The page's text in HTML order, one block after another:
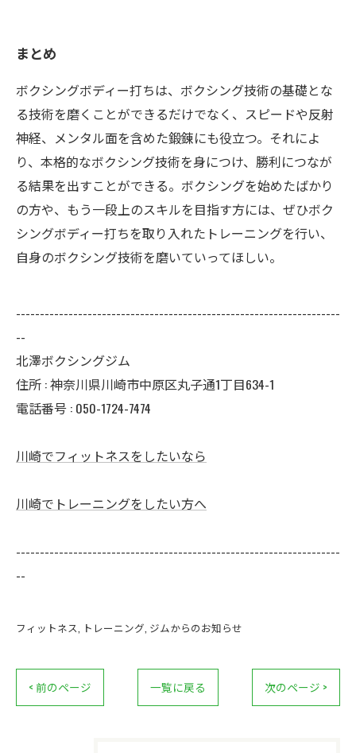
まとめ
ボクシングボディー打ちは、ボクシング技術の基礎とな
る技術を磨くことができるだけでなく、スピードや反射
神経、メンタル面を含めた鍛錬にも役立つ。それによ
り、本格的なボクシング技術を身につけ、勝利につなが
る結果を出すことができる。ボクシングを始めたばかり
の方や、もう一段上のスキルを目指す方には、ぜひボク
シングボディー打ちを取り入れたトレーニングを行い、
自身のボクシング技術を磨いていってほしい。
--------------------------------------------------------------------
--
北澤ボクシングジム
住所 : 神奈川県川崎市中原区丸子通1丁目634-1
電話番号 : 050-1724-7474
川崎でフィットネスをしたいなら
川崎でトレーニングをしたい方へ
--------------------------------------------------------------------
--
フィットネス トレーニング ジムからのお知らせ
< 前のページ 一覧に戻る 次のページ >